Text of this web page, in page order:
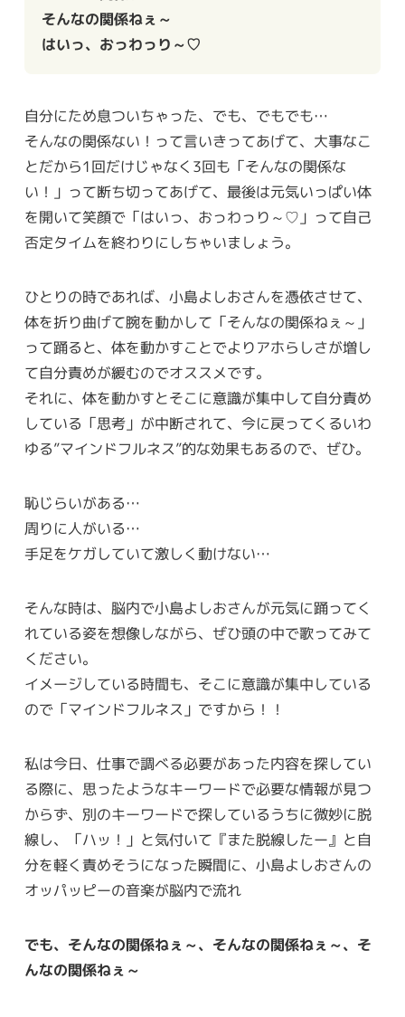
そんなの関係ねぇ～
はいっ、おっわっり～♡
自分にため息ついちゃった、でも、でもでも…
そんなの関係ない！って言いきってあげて、大事なこ
とだから1回だけじゃなく3回も「そんなの関係な
い！」って断ち切ってあげて、最後は元気いっぱい体
を開いて笑顔で「はいっ、おっわっり～♡」って自己
否定タイムを終わりにしちゃいましょう。
ひとりの時であれば、小島よしおさんを憑依させて、
体を折り曲げて腕を動かして「そんなの関係ねぇ～」
って踊ると、体を動かすことでよりアホらしさが増し
て自分責めが緩むのでオススメです。
それに、体を動かすとそこに意識が集中して自分責め
している「思考」が中断されて、今に戻ってくるいわ
ゆる”マインドフルネス”的な効果もあるので、ぜひ。
恥じらいがある…
周りに人がいる…
手足をケガしていて激しく動けない…
そんな時は、脳内で小島よしおさんが元気に踊ってく
れている姿を想像しながら、ぜひ頭の中で歌ってみて
ください。
イメージしている時間も、そこに意識が集中している
ので「マインドフルネス」ですから！！
私は今日、仕事で調べる必要があった内容を探してい
る際に、思ったようなキーワードで必要な情報が見つ
からず、別のキーワードで探しているうちに微妙に脱
線し、「ハッ！」と気付いて『また脱線したー』と自
分を軽く責めそうになった瞬間に、小島よしおさんの
オッパッピーの音楽が脳内で流れ
でも、そんなの関係ねぇ～、そんなの関係ねぇ～、そ
んなの関係ねぇ～